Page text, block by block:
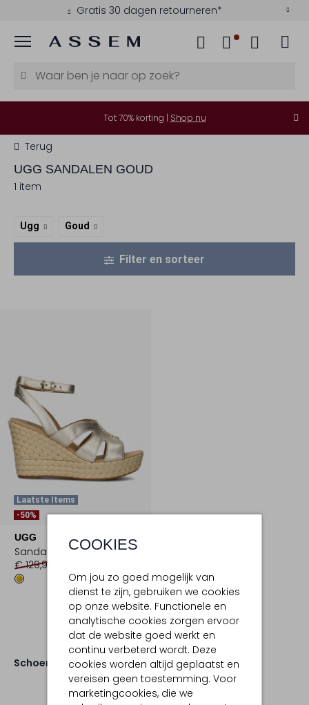
Gratis 30 dagen retourneren*
Menu
COOKIES
Om jou zo goed mogelijk van
dienst te zijn, gebruiken we cookies
op onze website. Functionele en
analytische cookies zorgen ervoor
dat de website goed werkt en
continu verbeterd wordt. Deze
cookies worden altijd geplaatst en
vereisen geen toestemming. Voor
marketingcookies, die we
Tot 70% korting | Shop nu
Terug
UGG SANDALEN GOUD
1 item
Ugg Goud
Filter en sorteer
Laatste Items
-50%
UGG
Sandalen met hak
€ 129,95
Schoenen Sandalen